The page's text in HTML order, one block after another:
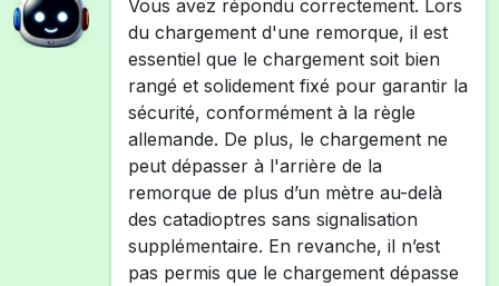
Vous avez répondu correctement. Lors
du chargement d'une remorque, il est
essentiel que le chargement soit bien
rangé et solidement fixé pour garantir la
sécurité, conformément à la règle
allemande. De plus, le chargement ne
peut dépasser à l'arrière de la
remorque de plus d’un mètre au-delà
des catadioptres sans signalisation
supplémentaire. En revanche, il n’est
pas permis que le chargement dépasse